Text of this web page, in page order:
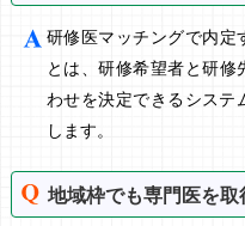
研修医マッチングで内定
とは、研修希望者と研修
わせを決定できるシステ
します。
地域枠でも専門医を取